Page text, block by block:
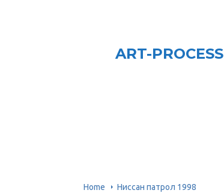
ART-PROCESS
Home Ниссан патрол 1998